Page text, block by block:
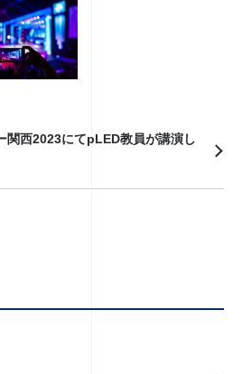
関西2023にてpLED教員が講演し